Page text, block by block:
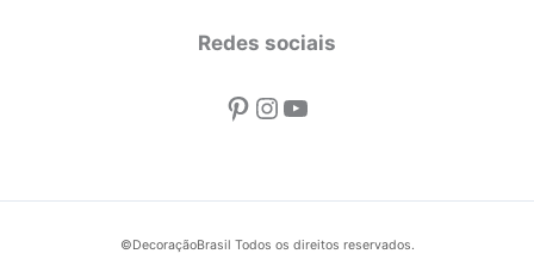
Redes sociais
Pinterest
Instagram
Youtube
©DecoraçãoBrasil Todos os direitos reservados.